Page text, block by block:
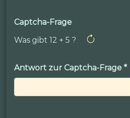
Captcha-Frage
Was gibt 12 + 5 ?
Antwort zur Captcha-Frage *